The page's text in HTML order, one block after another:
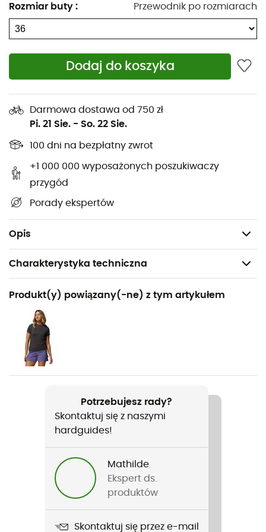
Rozmiar buty : Przewodnik po rozmiarach
Dodaj do koszyka
Darmowa dostawa od 750 zł
Pi. 21 Sie. - So. 22 Sie.
100 dni na bezpłatny zwrot
+1 000 000 wyposażonych poszukiwaczy
przygód
Porady ekspertów
Opis
(100% EVA) oraz specjalnie zaprojektowane pięta i
śródstopie tworzą stabilną platformę
Kopułki defleksyjne na przedstopiu i pięcie
zmniejszają uderzenie o podłoże dla lepszego
komfortu i odbicia
Rowki elastyczne na przedstopiu zapewniają
elastyczność i lepsze odbicie
przyczepna guma OmniGrip™
Cholewka: 100% poliester
poliuretan
Waga: 2 x 188 g (38)
Charakterystyka techniczna
Polecane dla
Turystyka piesza / Podróże
Rodzaj
Kobiety
Ciężar
Nazwa produktu
Konos Globetrot
100 % polyester
Produkt(y) powiązany(-ne) z tym artykułem
Potrzebujesz rady?
Skontaktuj się z naszymi
hardguides!
Mathilde
Ekspert ds.
produktów
Skontaktuj się przez e-mail